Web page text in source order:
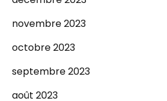
novembre 2023
octobre 2023
septembre 2023
août 2023